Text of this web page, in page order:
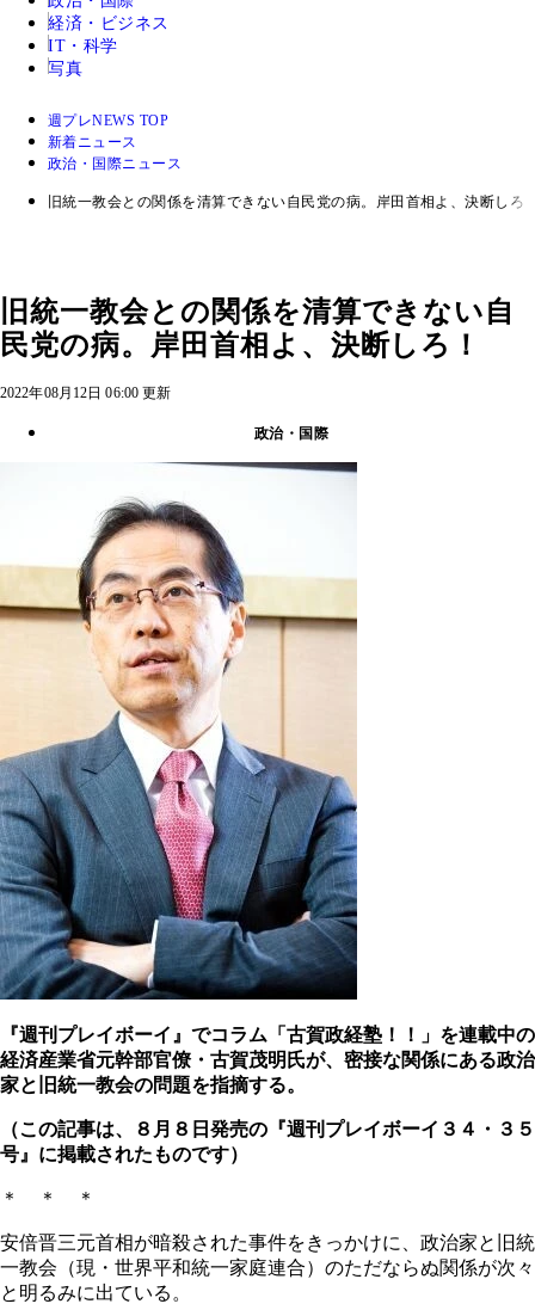
経済・ビジネス
IT・科学
写真
週プレNEWS TOP
新着ニュース
政治・国際ニュース
旧統一教会との関係を清算できない自民党の病。岸田首相よ、決断しろ
旧統一教会との関係を清算できない自
民党の病。岸田首相よ、決断しろ！
2022年08月12日 06:00 更新
政治・国際
『週刊プレイボーイ』でコラム「古賀政経塾！！」を連載中の
経済産業省元幹部官僚・古賀茂明氏が、密接な関係にある政治
家と旧統一教会の問題を指摘する。
（この記事は、８月８日発売の『週刊プレイボーイ３４・３５
号』に掲載されたものです）
＊ ＊ ＊
安倍晋三元首相が暗殺された事件をきっかけに、政治家と旧統
一教会（現・世界平和統一家庭連合）のただならぬ関係が次々
と明るみに出ている。